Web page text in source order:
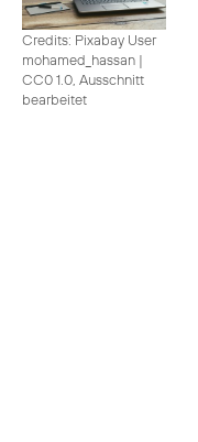
Credits: Pixabay User
mohamed_hassan |
CC0 1.0, Ausschnitt
bearbeitet